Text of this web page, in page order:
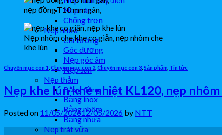
Nẹp sàn
Chống trơn
Nẹp nhựa
Chỉ tường
Góc dương
Nẹp góc âm
Nẹp sàn
Nẹp thảm
Bằng đồng
Bằng inox
Bằng nhôm
Bằng nhựa
Nẹp trát vữa
nẹp đồng T10 mm gân,
Nẹp nhôm che khe co giản, nẹp nhôm che
khe lún
Chuyên mục con 1 Chuyên mục con 2 Chuyên mục con 3 Sản phẩm Tin tức
Nẹp khe lún khe nhiệt KL120, nẹp
Posted on 11/05/202612/05/2026 by NTT